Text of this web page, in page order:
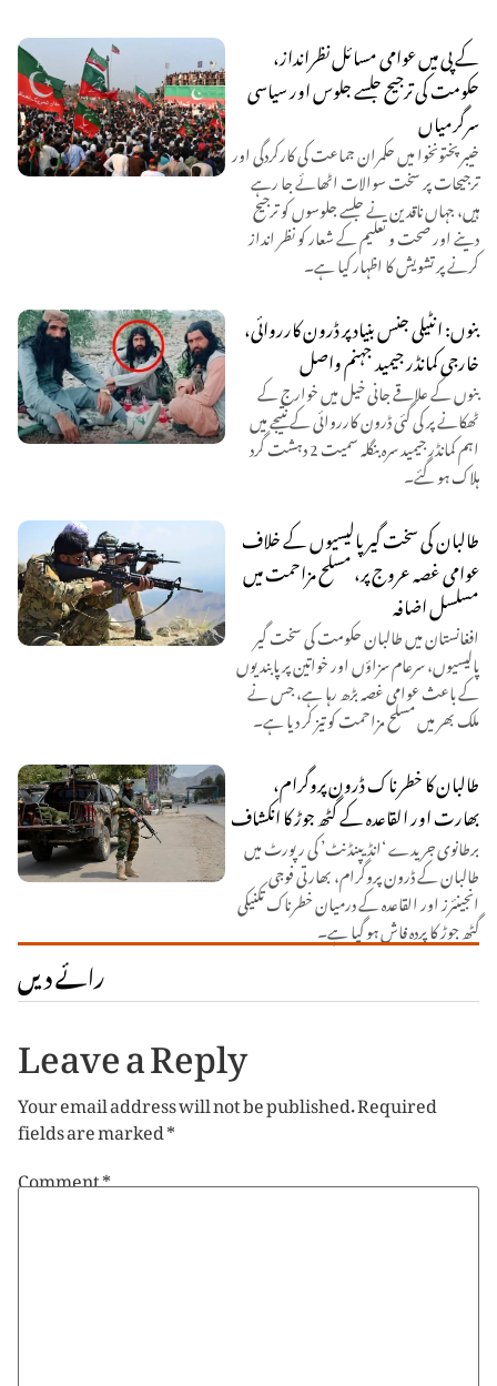
کے پی میں عوامی مسائل نظرانداز،
حکومت کی ترجیح جلسے جلوس اور سیاسی
سرگرمیاں
خیبر پختونخوا میں حکمران جماعت کی کارکردگی اور
ترجیحات پر سخت سوالات اٹھائے جا رہے
ہیں، جہاں ناقدین نے جلسے جلوسوں کو ترجیح
دینے اور صحت و تعلیم کے شعار کو نظر انداز
کرنے پر تشویش کا اظہار کیا ہے۔
بنوں: انٹیلی جنس بنیاد پر ڈرون کارروائی،
خارجی کمانڈر جیمید جہنم واصل
بنوں کے علاقے جانی خیل میں خوارج کے
ٹھکانے پر کی گئی ڈرون کارروائی کے نتیجے میں
اہم کمانڈر جیمید سرہ بنگلہ سمیت 2 دہشت گرد
ہلاک ہو گئے۔
طالبان کی سخت گیر پالیسیوں کے خلاف
عوامی غصہ عروج پر، مسلح مزاحمت میں
مسلسل اضافہ
افغانستان میں طالبان حکومت کی سخت گیر
پالیسیوں، سرعام سزاؤں اور خواتین پر پابندیوں
کے باعث عوامی غصہ بڑھ رہا ہے، جس نے
ملک بھر میں مسلح مزاحمت کو تیز کر دیا ہے۔
طالبان کا خطرناک ڈرون پروگرام،
بھارت اور القاعدہ کے گٹھ جوڑ کا انکشاف
برطانوی جریدے ‘انڈیپنڈنٹ’ کی رپورٹ میں
طالبان کے ڈرون پروگرام، بھارتی فوجی
انجینئرز اور القاعدہ کے درمیان خطرناک تکنیکی
گٹھ جوڑ کا پردہ فاش ہو گیا ہے۔
رائے دیں
Leave a Reply
Your email address will not be published.Required
fields are marked*
Comment*